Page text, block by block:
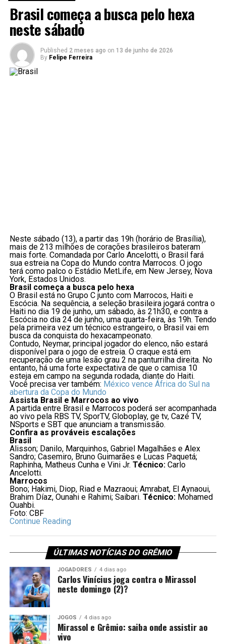
Brasil começa a busca pelo hexa
neste sábado
Published 2 meses ago on 13 de junho de 2026
By Felipe Ferreira
Neste sábado (13), a partir das 19h (horário de Brasília),
mais de 213 milhões de corações brasileiros bateram
mais forte. Comandada por Carlo Ancelotti, o Brasil fará
sua estreia na Copa do Mundo contra Marrocos. O jogo
terá como palco o Estádio MetLife, em New Jersey, Nova
York, Estados Unidos.
Brasil começa a busca pelo hexa
O Brasil está no Grupo C junto com Marrocos, Haiti e
Escócia. Na sequência, a seleção brasileira jogará contra o
Haiti no dia 19 de junho, um sábado, às 21h30, e contra a
Escócia no dia 24 de junho, uma quarta-feira, às 19h. Tendo
pela primeira vez um técnico estrangeiro, o Brasil vai em
busca da conquista do hexacampeonato.
Contudo, Neymar, principal jogador do elenco, não estará
disponível para o jogo de estreia. O craque está em
recuperação de uma lesão grau 2 na panturrilha direita. No
entanto, há uma forte expectativa de que o camisa 10
esteja em campo na segunda rodada, diante do Haiti.
Você precisa ver também: México vence África do Sul na
abertura da Copa do Mundo
Assista Brasil e Marrocos ao vivo
A partida entre Brasil e Marrocos poderá ser acompanhada
ao vivo pela RBS TV, SporTV, Globoplay, ge tv, Cazé TV,
NSports e SBT que anunciam a transmissão.
Confira as prováveis escalações
Brasil
Alisson; Danilo, Marquinhos, Gabriel Magalhães e Alex
Sandro; Casemiro, Bruno Guimarães e Lucas Paquetá;
Raphinha, Matheus Cunha e Vini Jr. Técnico: Carlo
Ancelotti.
Marrocos
Bono; Hakimi, Diop, Riad e Mazraoui; Amrabat, El Aynaoui,
Brahim Díaz, Ounahi e Rahimi; Saibari. Técnico: Mohamed
Ouahbi.
Foto: CBF
Continue Reading
ÚLTIMAS NOTÍCIAS DO GRÊMIO
JOGADORES 4 dias ago
Carlos Vinícius joga contra o Mirassol
neste domingo (2)?
JOGOS 4 dias ago
Mirassol e Grêmio: saiba onde assistir ao
vivo